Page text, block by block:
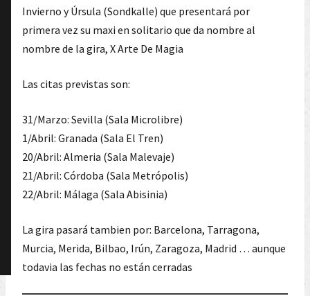
Invierno y Úrsula (Sondkalle) que presentará por
primera vez su maxi en solitario que da nombre al
nombre de la gira, X Arte De Magia
Las citas previstas son:
31/Marzo: Sevilla (Sala Microlibre)
1/Abril: Granada (Sala El Tren)
20/Abril: Almeria (Sala Malevaje)
21/Abril: Córdoba (Sala Metrópolis)
22/Abril: Málaga (Sala Abisinia)
La gira pasará tambien por: Barcelona, Tarragona,
Murcia, Merida, Bilbao, Irún, Zaragoza, Madrid … aunque
todavia las fechas no están cerradas